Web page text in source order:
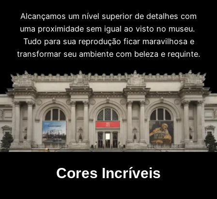
Alcançamos um nível superior de detalhes com
uma proximidade sem igual ao visto no museu.
Tudo para sua reprodução ficar maravilhosa e
transformar seu ambiente com beleza e requinte.
Cores Incríveis